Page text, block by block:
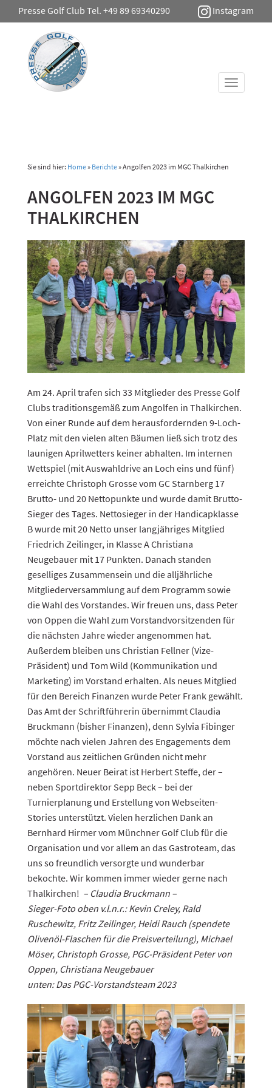
Presse Golf Club Tel. +49 89 69340290 Instagram
Toggle
Sie sind hier: Home» Berichte»Angolfen 2023 im MGC Thalkirchen
ANGOLFEN 2023 IM MGC
THALKIRCHEN
Am 24. April trafen sich 33 Mitglieder des Presse Golf
Clubs traditionsgemäß zum Angolfen in Thalkirchen.
Von einer Runde auf dem herausfordernden 9-Loch-
Platz mit den vielen alten Bäumen ließ sich trotz des
launigen Aprilwetters keiner abhalten. Im internen
Wettspiel (mit Auswahldrive an Loch eins und fünf)
erreichte Christoph Grosse vom GC Starnberg 17
Brutto- und 20 Nettopunkte und wurde damit Brutto-
Sieger des Tages. Nettosieger in der Handicapklasse
B wurde mit 20 Netto unser langjähriges Mitglied
Friedrich Zeilinger, in Klasse A Christiana
Neugebauer mit 17 Punkten. Danach standen
geselliges Zusammensein und die alljährliche
Mitgliederversammlung auf dem Programm sowie
die Wahl des Vorstandes. Wir freuen uns, dass Peter
von Oppen die Wahl zum Vorstandvorsitzenden für
die nächsten Jahre wieder angenommen hat.
Außerdem bleiben uns Christian Fellner (Vize-
Präsident) und Tom Wild (Kommunikation und
Marketing) im Vorstand erhalten. Als neues Mitglied
für den Bereich Finanzen wurde Peter Frank gewählt.
Das Amt der Schriftführerin übernimmt Claudia
Bruckmann (bisher Finanzen), denn Sylvia Fibinger
möchte nach vielen Jahren des Engagements dem
Vorstand aus zeitlichen Gründen nicht mehr
angehören. Neuer Beirat ist Herbert Steffe, der –
neben Sportdirektor Sepp Beck – bei der
Turnierplanung und Erstellung von Webseiten-
Stories unterstützt. Vielen herzlichen Dank an
Bernhard Hirmer vom Münchner Golf Club für die
Organisation und vor allem an das Gastroteam, das
uns so freundlich versorgte und wunderbar
bekochte. Wir kommen immer wieder gerne nach
Thalkirchen! – Claudia Bruckmann –
Sieger-Foto oben v.l.n.r.: Kevin Creley, Rald
Ruschewitz, Fritz Zeilinger, Heidi Rauch (spendete
Olivenöl-Flaschen für die Preisverteilung), Michael
Möser, Christoph Grosse, PGC-Präsident Peter von
Oppen, Christiana Neugebauer
unten: Das PGC-Vorstandsteam 2023